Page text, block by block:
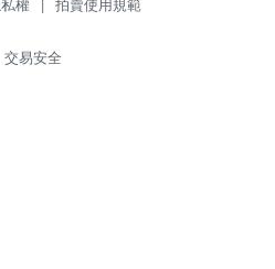
交易安全